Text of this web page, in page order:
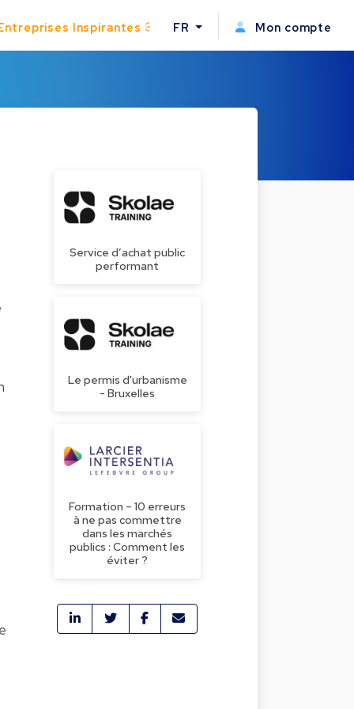
Inspirantes FR Mon compte
Service d’achat public
performant
Le permis d'urbanisme
- Bruxelles
Formation – 10 erreurs
à ne pas commettre
dans les marchés
publics : Comment les
éviter ?